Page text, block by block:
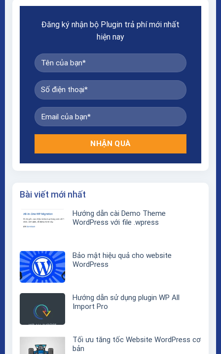
Đăng ký nhận bộ Plugin trả phí mới nhất
hiện nay
Bài viết mới nhất
Hướng dẫn cài Demo Theme
WordPress với file .wpress
Bảo mật hiệu quả cho website
WordPress
Hướng dẫn sử dụng plugin WP All
Import Pro
Tối ưu tăng tốc Website WordPress cơ
bản